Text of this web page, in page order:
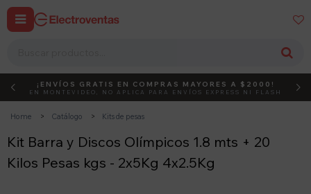
 
DEBUT ACTIVÁ EL CÓDIGO
¡ENVÍOS GRATIS EN COMPRAS MAYORES A $2000!
EN MONTEVIDEO, NO APLICA PARA ENVÍOS EXPRESS NI FLASH
Home Catálogo Kits de pesas
Kit Barra y Discos Olímpicos 1.8 mts + 20
Kilos Pesas kgs - 2x5Kg 4x2.5Kg